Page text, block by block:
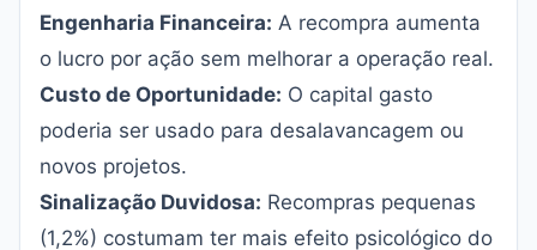
Engenharia Financeira: A recompra aumenta
o lucro por ação sem melhorar a operação real.
Custo de Oportunidade: O capital gasto
poderia ser usado para desalavancagem ou
novos projetos.
Sinalização Duvidosa: Recompras pequenas
(1,2%) costumam ter mais efeito psicológico do